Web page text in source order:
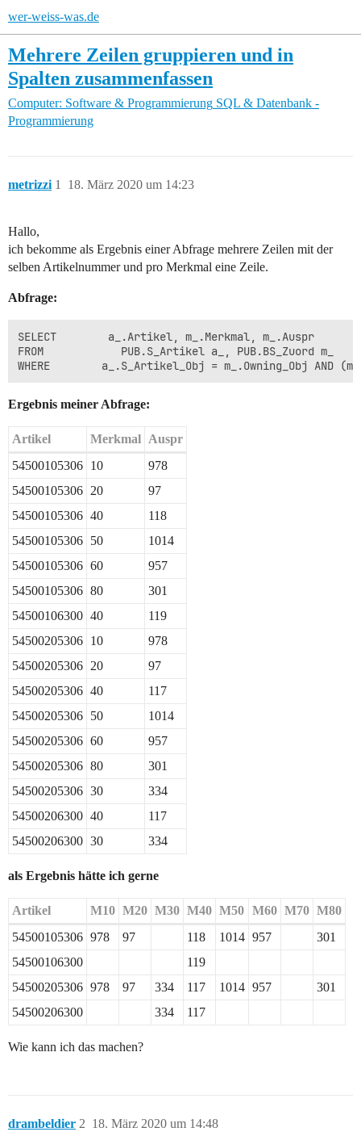
wer-weiss-was.de
Mehrere Zeilen gruppieren und in
Spalten zusammenfassen
Computer: Software & Programmierung SQL & Datenbank -
Programmierung
metrizzi 18. März 2020 um 14:23
1
Hallo,
ich bekomme als Ergebnis einer Abfrage mehrere Zeilen mit der
selben Artikelnummer und pro Merkmal eine Zeile.
Abfrage:
SELECT        a_.Artikel, m_.Merkmal, m_.Auspr
FROM            PUB.S_Artikel a_, PUB.BS_Zuord m_
Ergebnis meiner Abfrage:
Artikel Merkmal Auspr
54500105306 10
978
54500105306 20
97
54500105306 40
118
54500105306 50
1014
54500105306 60
957
54500105306 80
301
54500106300 40
119
54500205306 10
978
54500205306 20
97
54500205306 40
117
54500205306 50
1014
54500205306 60
957
54500205306 80
301
54500205306 30
334
54500206300 40
117
54500206300 30 334
als Ergebnis hätte ich gerne
Artikel M10 M20 M30 M40 M50 M60 M70 M80
54500105306 978 97 118 1014 957
301
54500106300
119
54500205306 978 97 334 117 1014 957
301
54500206300
334 117
Wie kann ich das machen?
drambeldier 18. März 2020 um 14:48
2